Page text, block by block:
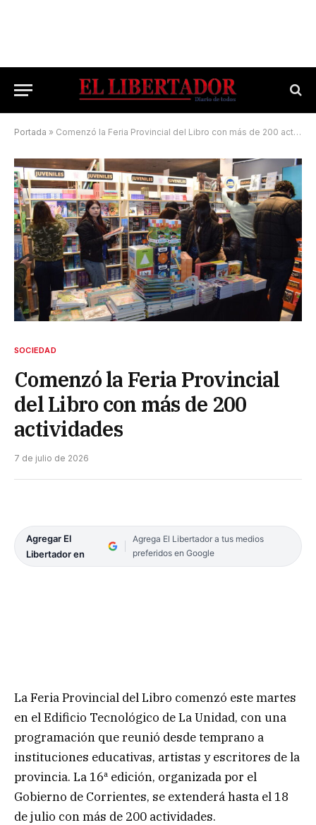
Portada » Comenzó la Feria Provincial del Libro con más de 200 actividades
SOCIEDAD
Comenzó la Feria Provincial
del Libro con más de 200
actividades
7 de julio de 2026
Agregar El
Libertador en
Agrega El Libertador a tus medios
preferidos en Google
La Feria Provincial del Libro comenzó este martes
en el Edificio Tecnológico de La Unidad, con una
programación que reunió desde temprano a
instituciones educativas, artistas y escritores de la
provincia. La 16ª edición, organizada por el
Gobierno de Corrientes, se extenderá hasta el 18
de julio con más de 200 actividades.